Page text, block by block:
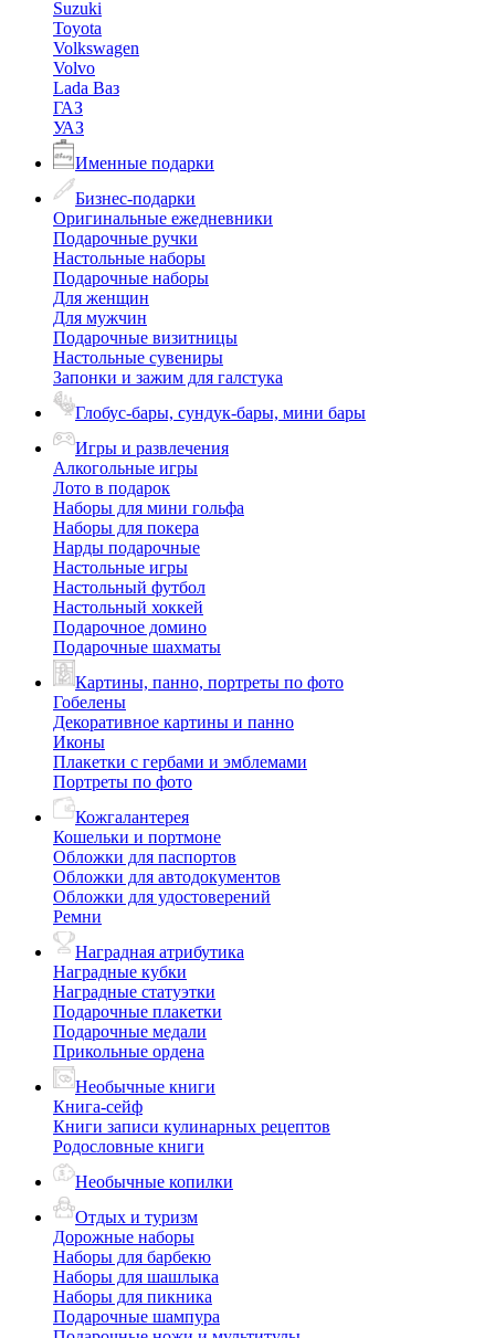
Suzuki
Toyota
Volkswagen
Volvo
Lada Ваз
ГАЗ
УАЗ
Именные подарки
Бизнес-подарки
Оригинальные ежедневники
Подарочные ручки
Настольные наборы
Подарочные наборы
Для женщин
Для мужчин
Подарочные визитницы
Настольные сувениры
Запонки и зажим для галстука
Глобус-бары, сундук-бары, мини бары
Игры и развлечения
Алкогольные игры
Лото в подарок
Наборы для мини гольфа
Наборы для покера
Нарды подарочные
Настольные игры
Настольный футбол
Настольный хоккей
Подарочное домино
Подарочные шахматы
Картины, панно, портреты по фото
Гобелены
Декоративное картины и панно
Иконы
Плакетки с гербами и эмблемами
Портреты по фото
Кожгалантерея
Кошельки и портмоне
Обложки для паспортов
Обложки для автодокументов
Обложки для удостоверений
Ремни
Наградная атрибутика
Наградные кубки
Наградные статуэтки
Подарочные плакетки
Подарочные медали
Прикольные ордена
Необычные книги
Книга-сейф
Книги записи кулинарных рецептов
Родословные книги
Необычные копилки
Отдых и туризм
Дорожные наборы
Наборы для барбекю
Наборы для шашлыка
Наборы для пикника
Подарочные шампура